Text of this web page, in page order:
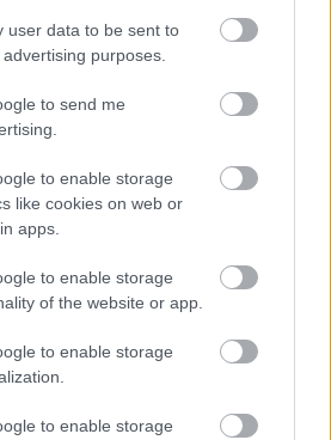
user data to be sent to
purposes.
to send me
to enable storage
like cookies on web or
apps.
to enable storage
of the website or app.
to enable storage
to enable storage